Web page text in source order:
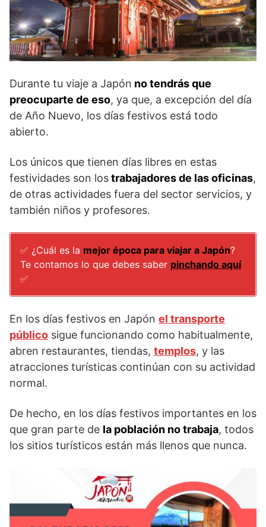
Durante tu viaje a Japón no tendrás que
preocuparte de eso, ya que, a excepción del día
de Año Nuevo, los días festivos está todo
abierto.
Los únicos que tienen días libres en estas
festividades son lostrabajadores de las oficinas,
de otras actividades fuera del sector servicios, y
también niños y profesores.
✅ ¿Cuál es la mejor época para viajar a Japón?
Te contamos lo que debes saber pinchando aquí
✅
En los días festivos en Japón el transporte
público sigue funcionando como habitualmente,
abren restaurantes, tiendas, templos, y las
atracciones turísticas continúan con su actividad
normal.
De hecho, en los días festivos importantes en los
que gran parte de la población no trabaja, todos
los sitios turísticos están más llenos que nunca.